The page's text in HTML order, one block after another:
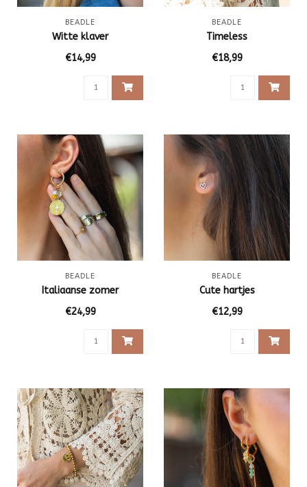
BEADLE
Witte klaver
€14,99
BEADLE
Timeless
€18,99
BEADLE
Italiaanse zomer
€24,99
BEADLE
Cute hartjes
€12,99